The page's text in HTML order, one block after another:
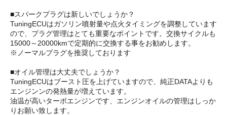
■スパークプラグは新しいでしょうか？
TuningECUはガソリン噴射量や点火タイミングを調整しています
ので、プラグ管理はとても重要なポイントです。交換サイクルも
15000～20000kmで定期的に交換する事をお勧めします。
※ノーマルプラグを推奨しております
■オイル管理は大丈夫でしょうか？
TuningECUはブースト圧を上げていますので、純正DATAよりも
エンジンンの発熱量が増えています。
油温が高いターボエンジンです、エンジンオイルの管理はしっか
りお願い致します。